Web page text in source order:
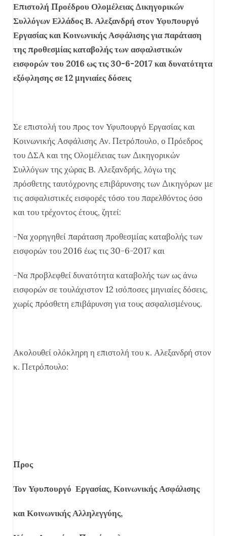
Επιστολή Προέδρου Ολομέλειας Δικηγορικών
Συλλόγων Ελλάδος Β. Αλεξανδρή στον Υφυπουργό
Εργασίας και Κοινωνικής Ασφάλισης για παράταση
της προθεσμίας καταβολής των ασφαλιστικών
εισφορών του 2016 ως τις 30-6-2017 και δυνατότητα
εξόφλησης σε 12 μηνιαίες δόσεις
Σε επιστολή του προς τον Υφυπουργό Εργασίας και
Κοινωνικής Ασφάλισης Αν. Πετρόπουλο, ο Πρόεδρος
του ΔΣΑ και της Ολομέλειας των Δικηγορικών
Συλλόγων της χώρας Β. Αλεξανδρής, λόγω της
πρόσθετης ταυτόχρονης επιβάρυνσης των Δικηγόρων με
τις ασφαλιστικές εισφορές τόσο του παρελθόντος όσο
και του τρέχοντος έτους, ζητεί:
-Να χορηγηθεί παράταση προθεσμίας καταβολής των
εισφορών του 2016 έως τις 30-6-2017 και
-Να προβλεφθεί δυνατότητα καταβολής των ως άνω
εισφορών σε τουλάχιστον 12 ισόποσες μηνιαίες δόσεις,
χωρίς πρόσθετη επιβάρυνση για τους ασφαλισμένους.
Ακολουθεί ολόκληρη η επιστολή του κ. Αλεξανδρή στον
κ. Πετρόπουλο:
Προς
Τον Υφυπουργό Εργασίας, Κοινωνικής Ασφάλισης
και Κοινωνικής Αλληλεγγύης,